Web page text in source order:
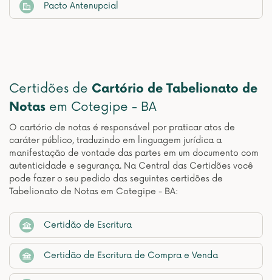
Pacto Antenupcial
Certidões de Cartório de Tabelionato de
Notas em Cotegipe - BA
O cartório de notas é responsável por praticar atos de
caráter público, traduzindo em linguagem jurídica a
manifestação de vontade das partes em um documento com
autenticidade e segurança. Na Central das Certidões você
pode fazer o seu pedido das seguintes certidões de
Tabelionato de Notas em Cotegipe - BA:
Certidão de Escritura
Certidão de Escritura de Compra e Venda